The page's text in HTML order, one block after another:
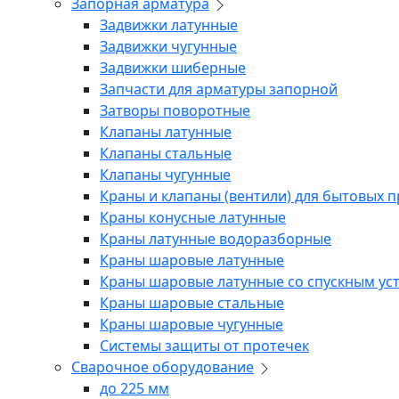
Запорная арматура
Задвижки латунные
Задвижки чугунные
Задвижки шиберные
Запчасти для арматуры запорной
Затворы поворотные
Клапаны латунные
Клапаны стальные
Клапаны чугунные
Краны и клапаны (вентили) для бытовых
Краны конусные латунные
Краны латунные водоразборные
Краны шаровые латунные
Краны шаровые латунные со спускным
Краны шаровые стальные
Краны шаровые чугунные
Системы защиты от протечек
Сварочное оборудование
до 225 мм